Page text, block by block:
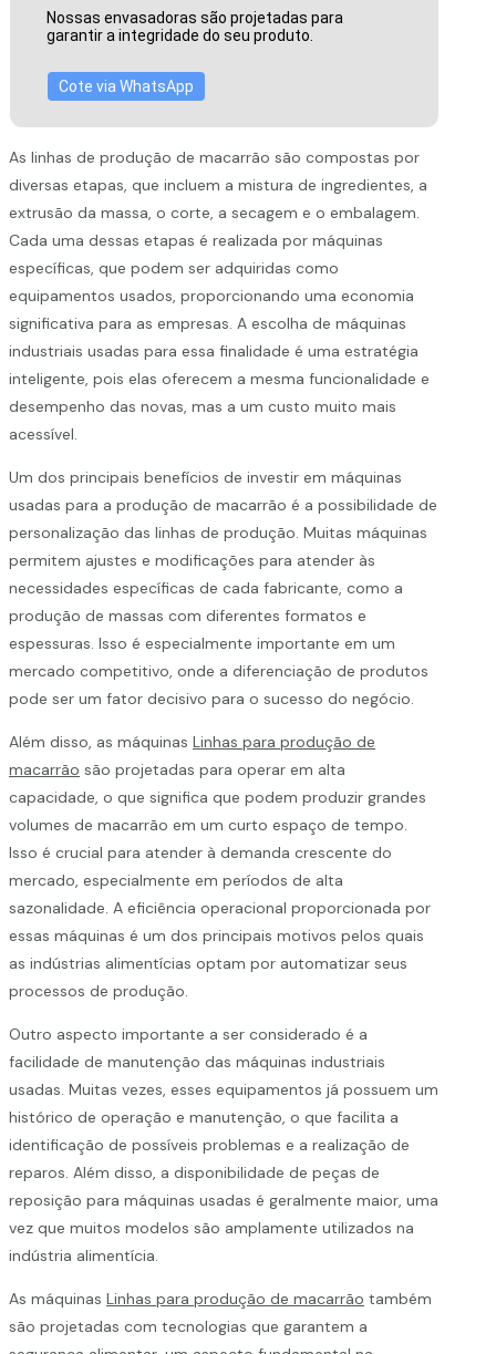
Nossas envasadoras são projetadas para
garantir a integridade do seu produto.
Cote via WhatsApp
As linhas de produção de macarrão são compostas por
diversas etapas, que incluem a mistura de ingredientes, a
extrusão da massa, o corte, a secagem e o embalagem.
Cada uma dessas etapas é realizada por máquinas
específicas, que podem ser adquiridas como
equipamentos usados, proporcionando uma economia
significativa para as empresas. A escolha de máquinas
industriais usadas para essa finalidade é uma estratégia
inteligente, pois elas oferecem a mesma funcionalidade e
desempenho das novas, mas a um custo muito mais
acessível.
Um dos principais benefícios de investir em máquinas
usadas para a produção de macarrão é a possibilidade de
personalização das linhas de produção. Muitas máquinas
permitem ajustes e modificações para atender às
necessidades específicas de cada fabricante, como a
produção de massas com diferentes formatos e
espessuras. Isso é especialmente importante em um
mercado competitivo, onde a diferenciação de produtos
pode ser um fator decisivo para o sucesso do negócio.
Além disso, as máquinas Linhas para produção de
macarrão são projetadas para operar em alta
capacidade, o que significa que podem produzir grandes
volumes de macarrão em um curto espaço de tempo.
Isso é crucial para atender à demanda crescente do
mercado, especialmente em períodos de alta
sazonalidade. A eficiência operacional proporcionada por
essas máquinas é um dos principais motivos pelos quais
as indústrias alimentícias optam por automatizar seus
processos de produção.
Outro aspecto importante a ser considerado é a
facilidade de manutenção das máquinas industriais
usadas. Muitas vezes, esses equipamentos já possuem um
histórico de operação e manutenção, o que facilita a
identificação de possíveis problemas e a realização de
reparos. Além disso, a disponibilidade de peças de
reposição para máquinas usadas é geralmente maior, uma
vez que muitos modelos são amplamente utilizados na
indústria alimentícia.
As máquinas Linhas para produção de macarrão também
são projetadas com tecnologias que garantem a